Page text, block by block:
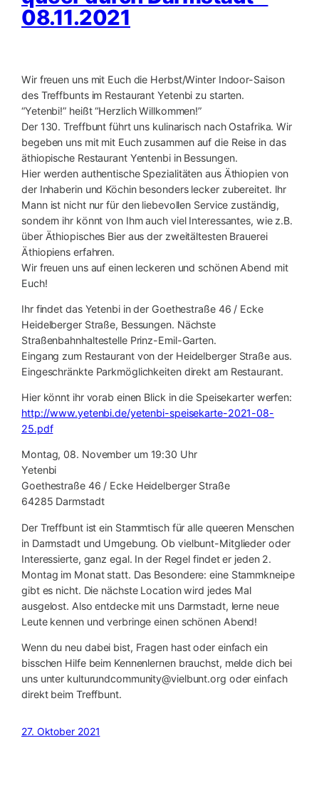
08.11.2021
Wir freuen uns mit Euch die Herbst/Winter Indoor-Saison
des Treffbunts im Restaurant Yetenbi zu starten.
“Yetenbi!” heißt “Herzlich Willkommen!”
Der 130. Treffbunt führt uns kulinarisch nach Ostafrika. Wir
begeben uns mit mit Euch zusammen auf die Reise in das
äthiopische Restaurant Yentenbi in Bessungen.
Hier werden authentische Spezialitäten aus Äthiopien von
der Inhaberin und Köchin besonders lecker zubereitet. Ihr
Mann ist nicht nur für den liebevollen Service zuständig,
sondern ihr könnt von Ihm auch viel Interessantes, wie z.B.
über Äthiopisches Bier aus der zweitältesten Brauerei
Äthiopiens erfahren.
Wir freuen uns auf einen leckeren und schönen Abend mit
Euch!
Ihr findet das Yetenbi in der Goethestraße 46 / Ecke
Heidelberger Straße, Bessungen. Nächste
Straßenbahnhaltestelle Prinz-Emil-Garten.
Eingang zum Restaurant von der Heidelberger Straße aus.
Eingeschränkte Parkmöglichkeiten direkt am Restaurant.
Hier könnt ihr vorab einen Blick in die Speisekarter werfen:
http://www.yetenbi.de/yetenbi-speisekarte-2021-08-
25.pdf
Montag, 08. November um 19:30 Uhr
Yetenbi
Goethestraße 46 / Ecke Heidelberger Straße
64285 Darmstadt
Der Treffbunt ist ein Stammtisch für alle queeren Menschen
in Darmstadt und Umgebung. Ob vielbunt-Mitglieder oder
Interessierte, ganz egal. In der Regel findet er jeden 2.
Montag im Monat statt. Das Besondere: eine Stammkneipe
gibt es nicht. Die nächste Location wird jedes Mal
ausgelost. Also entdecke mit uns Darmstadt, lerne neue
Leute kennen und verbringe einen schönen Abend!
Wenn du neu dabei bist, Fragen hast oder einfach ein
bisschen Hilfe beim Kennenlernen brauchst, melde dich bei
uns unter kulturundcommunity@vielbunt.org oder einfach
direkt beim Treffbunt.
27. Oktober 2021